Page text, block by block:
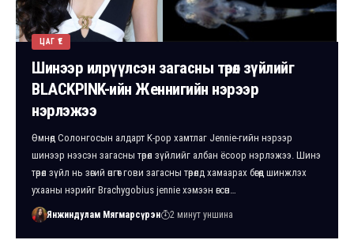
ЦАГ ҮЕ
Шинээр илрүүлсэн загасны төрөл зүйлийг
BLACKPINK-ийн Женнигийн нэрээр
нэрлэжээ
Өмнөд Солонгосын алдарт K-pop хамтлаг Jennie-гийн нэрээр
шинээр нээсэн загасны төрөл зүйлийг албан ёсоор нэрлэжээ. Шинэ
төрөл зүйл нь зөгий өнгөт гови загасны төрөлд хамаарах бөгөөд шинжлэх
ухааны нэрийг Brachygobius jennie хэмээн өгсөн…
Янжиндулам Мягмарсүрэн 2 минут уншина